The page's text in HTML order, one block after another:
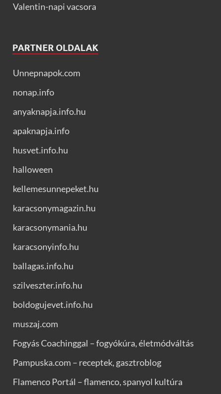
Valentin-napi vacsora
PARTNER OLDALAK
Unnepnapok.com
nonap.info
anyaknapja.info.hu
apaknapja.info
husvet.info.hu
halloween
kellemesunnepeket.hu
karacsonymagazin.hu
karacsonymania.hu
karacsonyinfo.hu
ballagas.info.hu
szilveszter.info.hu
boldogujevet.info.hu
muszaj.com
Fogyás Coachinggal – fogyókúra, életmódváltás
Pampuska.com – receptek, gasztroblog
Flamenco Portál – flamenco, spanyol kultúra